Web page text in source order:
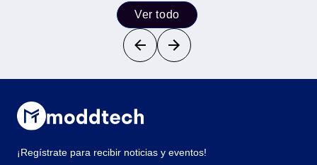
Ver todo
¡Regístrate para recibir noticias y eventos!